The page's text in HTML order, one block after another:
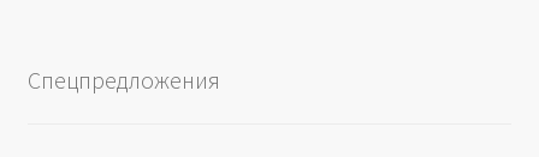
Спецпредложения